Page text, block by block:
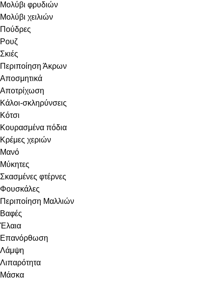
Μολύβι φρυδιών
Μολύβι χειλιών
Πούδρες
Ρουζ
Σκιές
Περιποίηση Άκρων
Αποσμητικά
Αποτρίχωση
Κάλοι-σκληρύνσεις
Κότσι
Κουρασμένα πόδια
Κρέμες χεριών
Μανό
Μύκητες
Σκασμένες φτέρνες
Φουσκάλες
Περιποίηση Μαλλιών
Βαφές
Έλαια
Επανόρθωση
Λάμψη
Λιπαρότητα
Μάσκα